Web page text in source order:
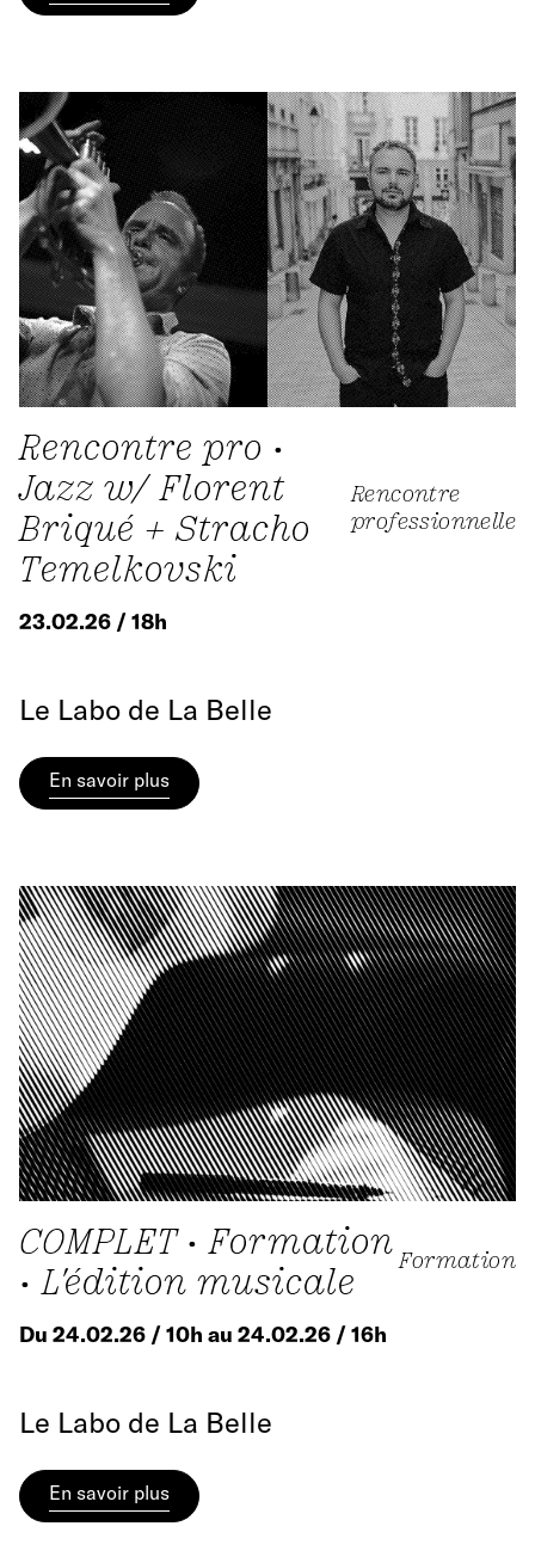
Rencontre pro •
Jazz w/ Florent
Briqué + Stracho
Temelkovski
Rencontre
professionnelle
23.02.26 / 18h
Le Labo de La Belle
En savoir plus
COMPLET • Formation
• L'édition musicale
Formation
Du 24.02.26 / 10h au 24.02.26 / 16h
Le Labo de La Belle
En savoir plus